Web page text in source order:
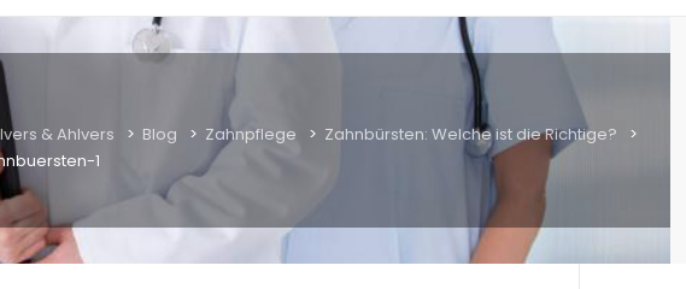
& Ahlvers > Blog > Zahnpflege > Zahnbürsten: Welche ist die Richtige?
>
1